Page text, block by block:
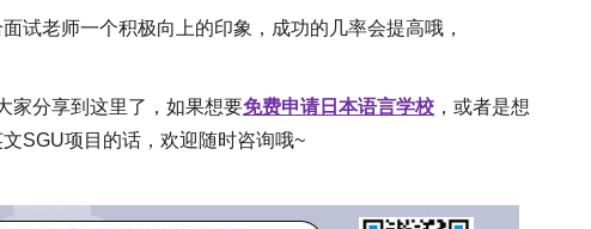
试老师一个积极向上的印象，成功的几率会提高哦，
家分享到这里了，如果想要免费申请日本语言学校 ，或者是想
SGU项目的话，欢迎随时咨询哦~